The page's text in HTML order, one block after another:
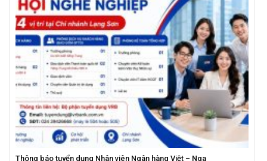
Thông báo tuyển dụng Nhân viên Ngân hàng Việt – Nga